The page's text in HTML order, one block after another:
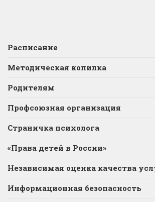
Расписание
Методическая копилка
Родителям
Профсоюзная организация
Страничка психолога
«Права детей в России»
Независимая оценка качества
Информационная безопасность